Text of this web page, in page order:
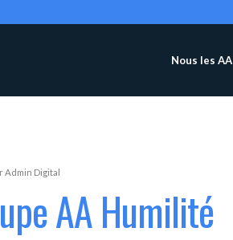
Nous les AA
Admin Digital
AA Humilité